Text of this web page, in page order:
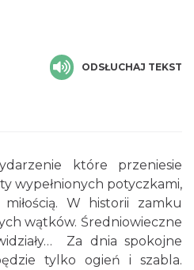
Rycerski w
2026-08-22
ODSŁUCHAJ TEKST
które przeniesie
wypełnionych potyczkami,
W historii zamku
wątków. Średniowieczne
Za dnia spokojne
tylko ogień i szabla.